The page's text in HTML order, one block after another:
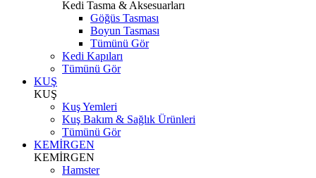
Kedi Tasma & Aksesuarları
Göğüs Tasması
Boyun Tasması
Tümünü Gör
Kedi Kapıları
Tümünü Gör
KUŞ
KUŞ
Kuş Yemleri
Kuş Bakım & Sağlık Ürünleri
Tümünü Gör
KEMİRGEN
KEMİRGEN
Hamster